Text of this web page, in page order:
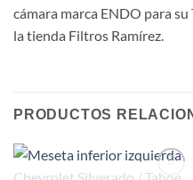
cámara marca ENDO para
la tienda Filtros Ramírez.
PRODUCTOS